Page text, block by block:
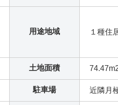
用途地域 １種住
土地面積
駐車場 近隣月